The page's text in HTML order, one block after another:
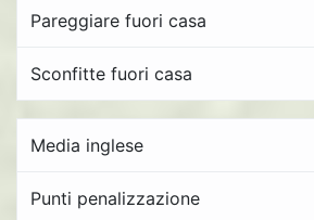
Pareggiare fuori casa
Sconfitte fuori casa
Media inglese
Punti penalizzazione